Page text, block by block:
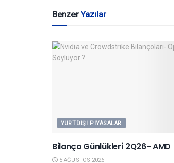
BenzerYazılar
YURTDIŞI PIYASALAR
Bilanço Günlükleri 2Q26- AMD
5 AĞUSTOS 2026